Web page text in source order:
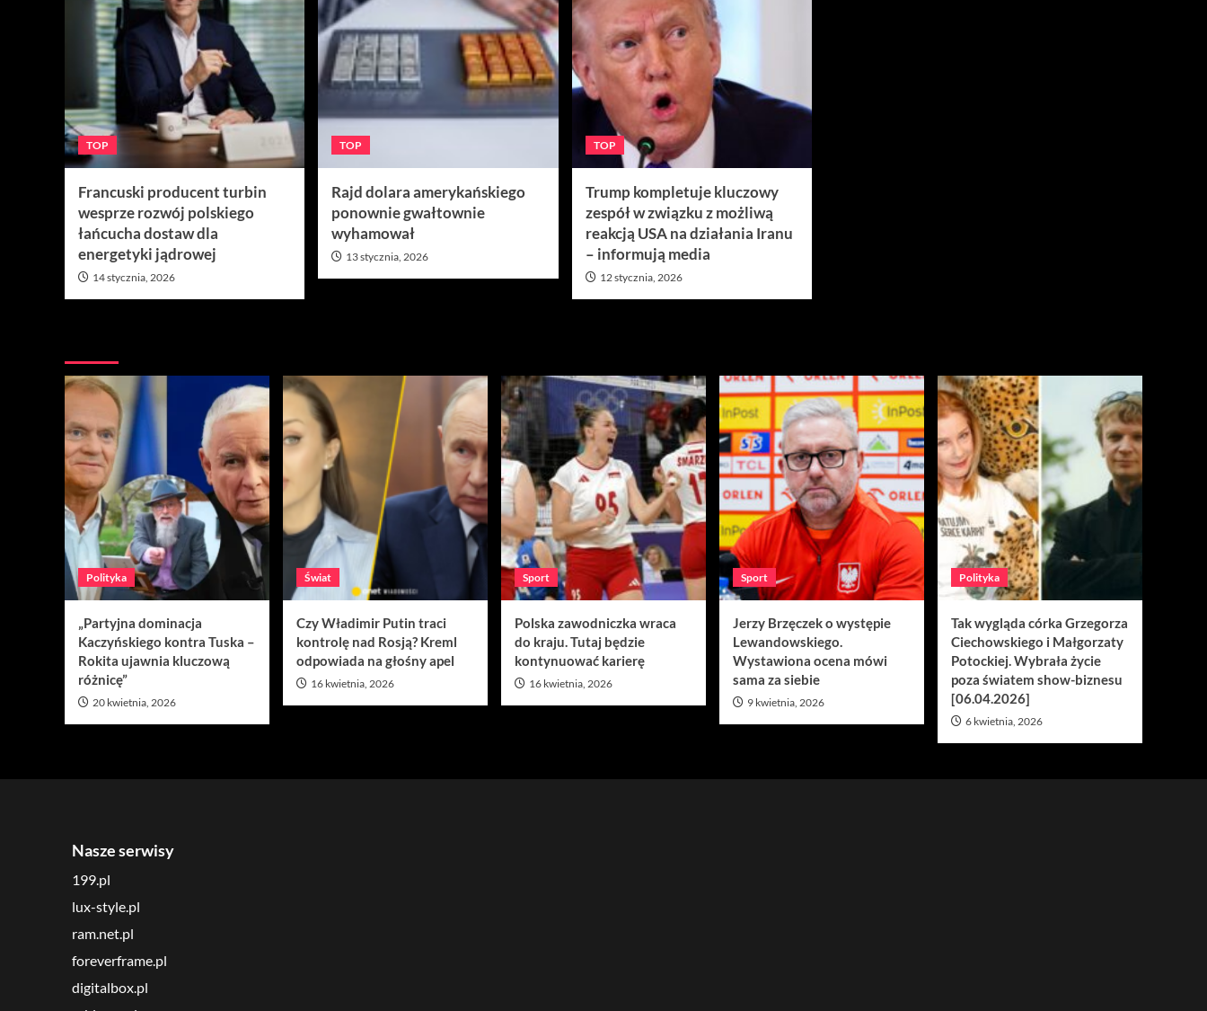
TOP
Francuski producent turbin
wesprze rozwój polskiego
łańcucha dostaw dla
energetyki jądrowej
14 stycznia, 2026
TOP
Rajd dolara amerykańskiego
ponownie gwałtownie
wyhamował
13 stycznia, 2026
TOP
Trump kompletuje kluczowy
zespół w związku z możliwą
reakcją USA na działania Iranu
– informują media
12 stycznia, 2026
Polityka
„Partyjna dominacja
Kaczyńskiego kontra Tuska –
Rokita ujawnia kluczową
różnicę”
20 kwietnia, 2026
Świat
Czy Władimir Putin traci
kontrolę nad Rosją? Kreml
odpowiada na głośny apel
16 kwietnia, 2026
Sport
Polska zawodniczka wraca
do kraju. Tutaj będzie
kontynuować karierę
16 kwietnia, 2026
Sport
Jerzy Brzęczek o występie
Lewandowskiego.
Wystawiona ocena mówi
sama za siebie
9 kwietnia, 2026
Polityka
Tak wygląda córka Grzegorza
Ciechowskiego i Małgorzaty
Potockiej. Wybrała życie
poza światem show-biznesu
[06.04.2026]
6 kwietnia, 2026
Nasze serwisy
199.pl
lux-style.pl
ram.net.pl
foreverframe.pl
digitalbox.pl